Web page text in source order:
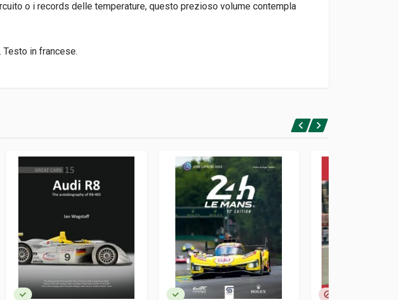
o i records delle temperature, questo prezioso volume contempla
. Testo in francese.